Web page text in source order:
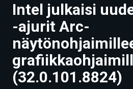
UUTISET
ARTIKKELIT
VIDEOT
TECHBBS
Intel julkaisi
-ajurit Arc-
(32.0.101.8824)